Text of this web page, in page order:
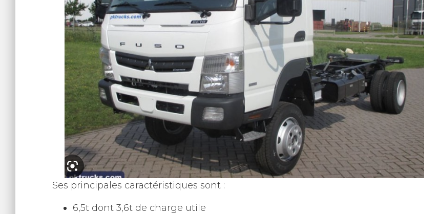
Ses principales caractéristiques sont :
6,5t dont 3,6t de charge utile